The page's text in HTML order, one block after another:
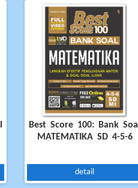
Best Score 100: Bank Soal
MATEMATIKA SD 4-5-6
detail